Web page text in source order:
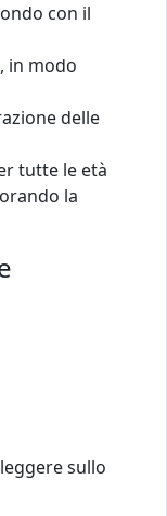
con il
in modo
delle
tutte le età
la
sullo